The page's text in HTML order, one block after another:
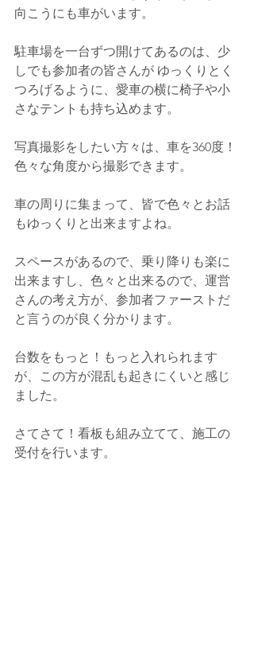
向こうにも車がいます。
駐車場を一台ずつ開けてあるのは、少
しでも参加者の皆さんが ゆっくりとく
つろげるように、愛車の横に椅子や小
さなテントも持ち込めます。
写真撮影をしたい方々は、車を360度！
色々な角度から撮影できます。
車の周りに集まって、皆で色々とお話
もゆっくりと出来ますよね。
スペースがあるので、乗り降りも楽に
出来ますし、色々と出来るので、運営
さんの考え方が、参加者ファーストだ
と言うのが良く分かります。
台数をもっと！もっと入れられます
が、この方が混乱も起きにくいと感じ
ました。
さてさて！看板も組み立てて、施工の
受付を行います。